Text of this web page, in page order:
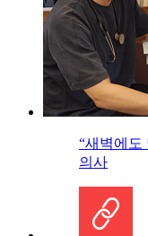
“새벽에도
의사